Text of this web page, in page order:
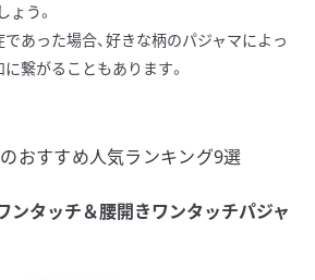
う。
であった場合、好きな柄のパジャマによっ
繋がることもあります。
おすすめ人気ランキング9選
タッチ＆腰開きワンタッチパジャ